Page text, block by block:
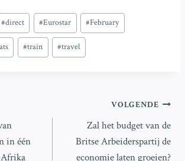
#direct #Eurostar #February
#train #travel
in één
VOLGENDE
Zal het budget van de
Britse Arbeiderspartij de
economie laten groeien?